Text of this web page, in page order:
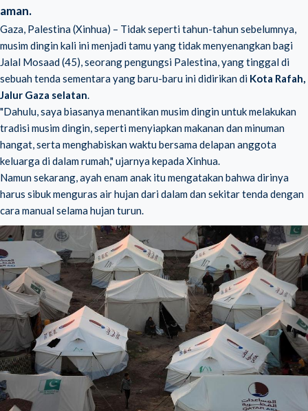
aman.
Gaza, Palestina (Xinhua) – Tidak seperti tahun-tahun sebelumnya,
musim dingin kali ini menjadi tamu yang tidak menyenangkan bagi
Jalal Mosaad (45), seorang pengungsi Palestina, yang tinggal di
sebuah tenda sementara yang baru-baru ini didirikan di Kota Rafah,
Jalur Gaza selatan.
"Dahulu, saya biasanya menantikan musim dingin untuk melakukan
tradisi musim dingin, seperti menyiapkan makanan dan minuman
hangat, serta menghabiskan waktu bersama delapan anggota
keluarga di dalam rumah," ujarnya kepada Xinhua.
Namun sekarang, ayah enam anak itu mengatakan bahwa dirinya
harus sibuk menguras air hujan dari dalam dan sekitar tenda dengan
cara manual selama hujan turun.